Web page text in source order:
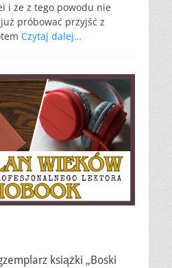
i że z tego powodu nie
próbować przyjść z
Czytaj dalej…
książki „Boski